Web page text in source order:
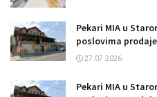
Pekari MIA u
poslovima prodaje
27.07.2026.
Pekari MIA u